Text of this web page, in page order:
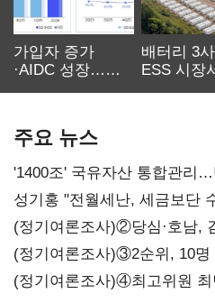
가입자 증가
·AIDC 성장…
배터리 3
ESS 시장
주요 뉴스
'1400조' 국유자산 통합관리
구조혁신
성기홍 "전월세난, 세금보단
시사
(정기여론조사)②당심·호남,
(정기여론조사)③2순위, 10
'한 자릿수'
(정기여론조사)④최고위원